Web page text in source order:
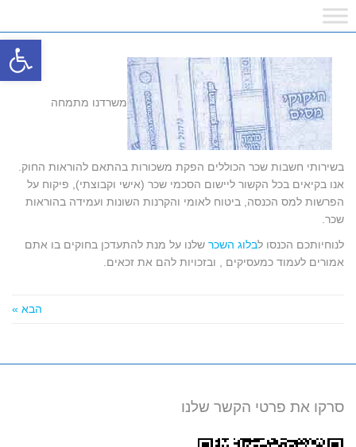
משרדנו מתמחה
בשירותי חשבות שכר הכוללים הפקת משכורות בהתאם להוראות החוק.
אנו בקיאים בכל הקשור ליישום הסכמי שכר (אישי וקבוצתי), פיקוח על
הפרשות למס הכנסה, ביטוח לאומי והקרנות השונות ועמידה בהוראות
שכר.
לנוחיותכם הכנסו לבלוג השכר שלנו על מנת להתעדכן בחוקים בו אתם
אמורים לעמוד כמעסיקים , ובזכויות להם את זכאים.
הבא »
סרקו את פרטי הקשר שלנו